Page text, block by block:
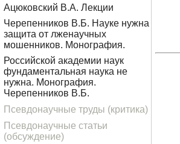
Ацюковский В.А. Лекции
Черепенников В.Б. Науке нужна
защита от лженаучных
мошенников. Монография.
Российской академии наук
фундаментальная наука не
нужна. Монография.
Черепенников В.Б.
Псевдонаучные труды (критика)
Псевдонаучные статьи
(обсуждение)